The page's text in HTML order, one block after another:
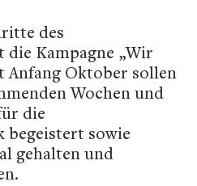
des
die Kampagne „Wir
Anfang Oktober sollen
Wochen und
die
begeistert sowie
gehalten und